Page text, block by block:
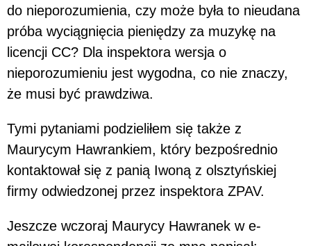
do nieporozumienia, czy może była to nieudana
próba wyciągnięcia pieniędzy za muzykę na
licencji CC? Dla inspektora wersja o
nieporozumieniu jest wygodna, co nie znaczy,
że musi być prawdziwa.
Tymi pytaniami podzieliłem się także z
Maurycym Hawrankiem, który bezpośrednio
kontaktował się z panią Iwoną z olsztyńskiej
firmy odwiedzonej przez inspektora ZPAV.
Jeszcze wczoraj Maurycy Hawranek w e-